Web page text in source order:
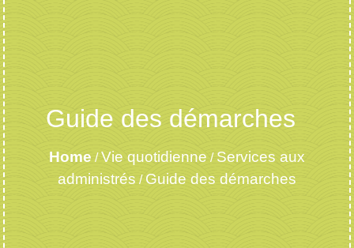
Guide des démarches
Home /Vie quotidienne / Services aux
administrés / Guide des démarches